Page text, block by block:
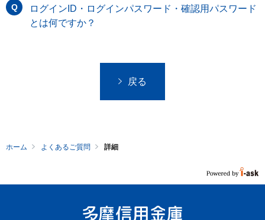
ログインID・ログインパスワード・確認用パスワード
とは何ですか？
戻る
ホーム よくあるご質問 詳細